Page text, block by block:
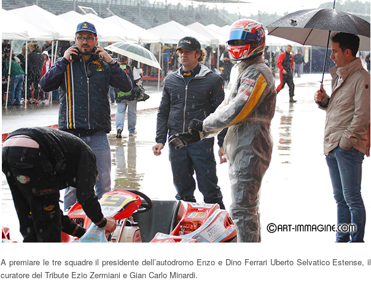
A premiare le tre squadre il presidente dell’autodromo Enzo e Dino Ferrari Uberto Selvatico Estense, il
curatore del Tribute Ezio Zermiani e Gian Carlo Minardi.